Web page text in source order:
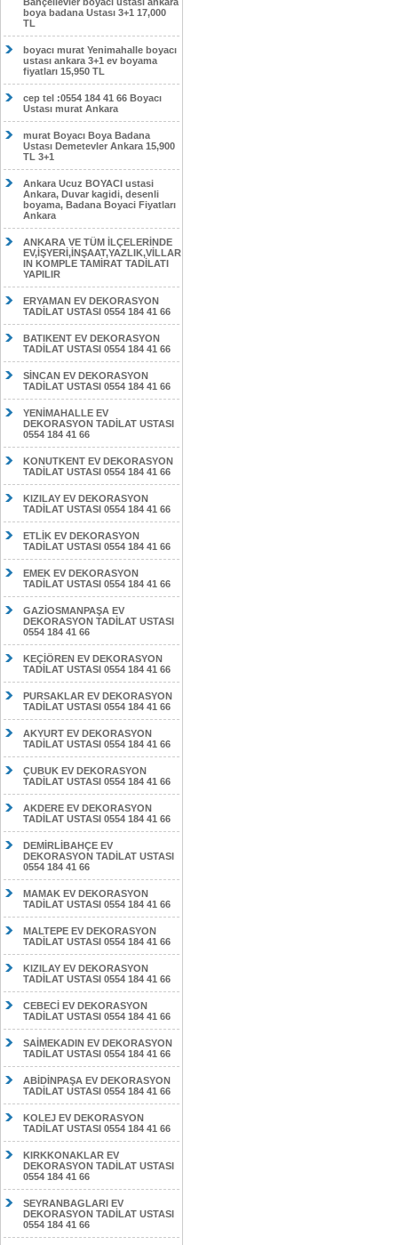
boya badana Ustası 3+1 17,000
TL
boyacı murat Yenimahalle boyacı
ustası ankara 3+1 ev boyama
fiyatları 15,950 TL
cep tel :0554 184 41 66 Boyacı
Ustası murat Ankara
murat Boyacı Boya Badana
Ustası Demetevler Ankara 15,900
TL 3+1
Ankara Ucuz BOYACI ustasi
Ankara, Duvar kagidi, desenli
boyama, Badana Boyaci Fiyatları
Ankara
ANKARA VE TÜM İLÇELERİNDE
EV,İŞYERİ,İNŞAAT,YAZLIK,VİLLAR
IN KOMPLE TAMİRAT TADİLATI
YAPILIR
ERYAMAN EV DEKORASYON
TADİLAT USTASI 0554 184 41 66
BATIKENT EV DEKORASYON
TADİLAT USTASI 0554 184 41 66
SİNCAN EV DEKORASYON
TADİLAT USTASI 0554 184 41 66
YENİMAHALLE EV
DEKORASYON TADİLAT USTASI
0554 184 41 66
KONUTKENT EV DEKORASYON
TADİLAT USTASI 0554 184 41 66
KIZILAY EV DEKORASYON
TADİLAT USTASI 0554 184 41 66
ETLİK EV DEKORASYON
TADİLAT USTASI 0554 184 41 66
EMEK EV DEKORASYON
TADİLAT USTASI 0554 184 41 66
GAZİOSMANPAŞA EV
DEKORASYON TADİLAT USTASI
0554 184 41 66
KEÇİÖREN EV DEKORASYON
TADİLAT USTASI 0554 184 41 66
PURSAKLAR EV DEKORASYON
TADİLAT USTASI 0554 184 41 66
AKYURT EV DEKORASYON
TADİLAT USTASI 0554 184 41 66
ÇUBUK EV DEKORASYON
TADİLAT USTASI 0554 184 41 66
AKDERE EV DEKORASYON
TADİLAT USTASI 0554 184 41 66
DEMİRLİBAHÇE EV
DEKORASYON TADİLAT USTASI
0554 184 41 66
MAMAK EV DEKORASYON
TADİLAT USTASI 0554 184 41 66
MALTEPE EV DEKORASYON
TADİLAT USTASI 0554 184 41 66
KIZILAY EV DEKORASYON
TADİLAT USTASI 0554 184 41 66
CEBECİ EV DEKORASYON
TADİLAT USTASI 0554 184 41 66
SAİMEKADIN EV DEKORASYON
TADİLAT USTASI 0554 184 41 66
ABİDİNPAŞA EV DEKORASYON
TADİLAT USTASI 0554 184 41 66
KOLEJ EV DEKORASYON
TADİLAT USTASI 0554 184 41 66
KIRKKONAKLAR EV
DEKORASYON TADİLAT USTASI
0554 184 41 66
SEYRANBAGLARI EV
DEKORASYON TADİLAT USTASI
0554 184 41 66